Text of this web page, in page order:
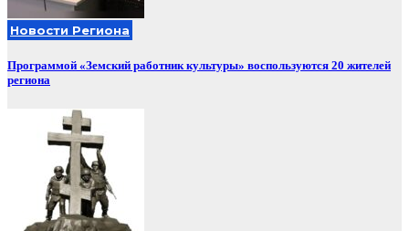
Новости Региона
Программой «Земский работник культуры» воспользуются 20 жителей
региона